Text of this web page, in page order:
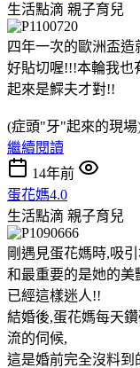
生活點滴 親子育兒
四年一次的歐洲盃
好貼切喔!!!本輪我也
起來是鰥夫才對!!
(症頭"牙"起來的現場
繼續閱讀
14年前
蛋花媽4.0
生活點滴 親子育兒
剛遇見蛋花媽時,吸
和最重要的是她的美
已經這樣迷人!!
結婚後,蛋花媽每天
流的伺候,
這是婚前完全沒料到